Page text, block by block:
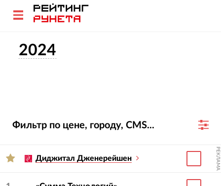
2024
Фильтр по цене, городу, CMS...
Диджитал Дженерейшен РЕКЛАМА